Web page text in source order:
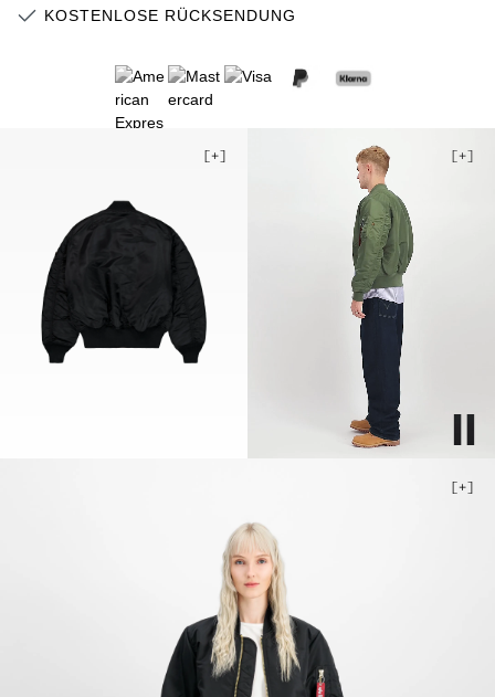
5XL Niedriger Bestand
KOSTENLOSE RÜCKSENDUNG